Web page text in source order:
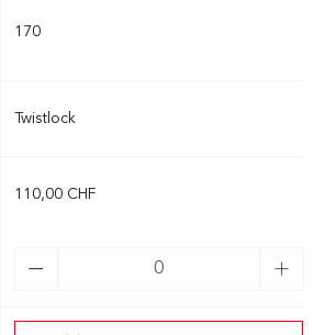
170
Twistlock
110,00 CHF